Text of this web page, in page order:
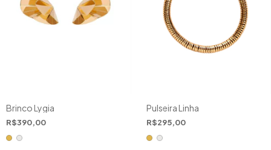
Brinco Lygia
R$390,00
Pulseira Linha
R$295,00